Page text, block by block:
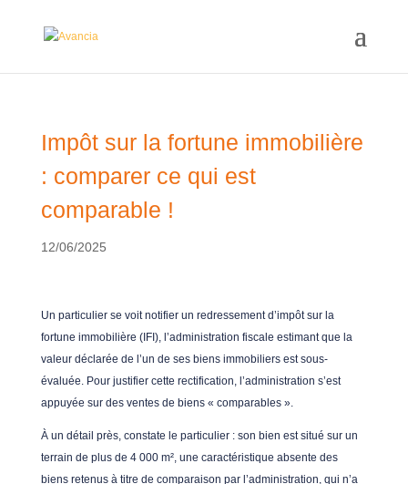
Impôt sur la fortune immobilière
: comparer ce qui est
comparable !
12/06/2025
Un particulier se voit notifier un redressement d’impôt sur la
fortune immobilière (IFI), l’administration fiscale estimant que la
valeur déclarée de l’un de ses biens immobiliers est sous-
évaluée. Pour justifier cette rectification, l’administration s’est
appuyée sur des ventes de biens « comparables ».
À un détail près, constate le particulier : son bien est situé sur un
terrain de plus de 4 000 m², une caractéristique absente des
biens retenus à titre de comparaison par l’administration, qui n’a